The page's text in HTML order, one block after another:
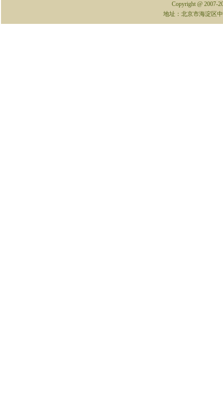
Copyright @ 2007-
地址：北京市海淀区